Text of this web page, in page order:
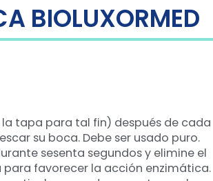
BIOLUXORMED
tapa para tal fin) después de cada
su boca. Debe ser usado puro.
sesenta segundos y elimine el
favorecer la acción enzimática.